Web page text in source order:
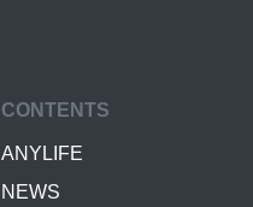
CONTENTS
ANYLIFE
NEWS